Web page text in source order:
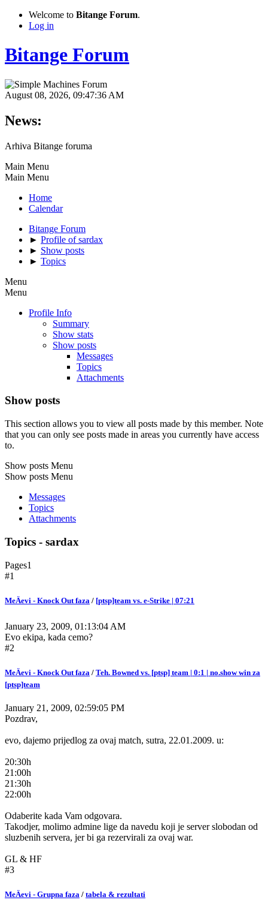
Welcome to Bitange Forum.
Log in
Bitange Forum
August 08, 2026, 09:47:36 AM
News:
Arhiva Bitange foruma
Main Menu
Main Menu
Home
Calendar
Bitange Forum
► Profile of sardax
► Show posts
► Topics
Menu
Menu
Profile Info
Summary
Show stats
Show posts
Messages
Topics
Attachments
Show posts
This section allows you to view all posts made by this member. Note
that you can only see posts made in areas you currently have access
to.
Show posts Menu
Show posts Menu
Messages
Topics
Attachments
Topics - sardax
Pages1
#1
MeÄevi - Knock Out faza / [ptsp]team vs. e-Strike | 07:21
January 23, 2009, 01:13:04 AM
Evo ekipa, kada cemo?
#2
MeÄevi - Knock Out faza / Teh. Bowned vs. [ptsp] team | 0:1 | no.show win za
[ptsp]team
January 21, 2009, 02:59:05 PM
Pozdrav,
evo, dajemo prijedlog za ovaj match, sutra, 22.01.2009. u:
20:30h
21:00h
21:30h
22:00h
Odaberite kada Vam odgovara.
Takodjer, molimo admine lige da navedu koji je server slobodan od
sluzbenih servera, jer bi ga rezervirali za ovaj war.
GL & HF
#3
MeÄevi - Grupna faza / tabela & rezultati